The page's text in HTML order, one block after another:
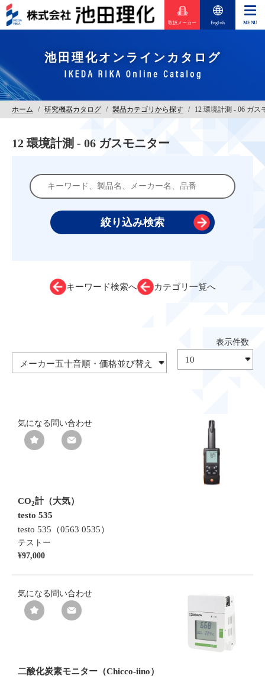
取扱メーカー English
池田理化オンラインカタログ
ホーム / 研究機器カタログ / 製品カテゴリから探す / 12 環境計測 - 06 ガス
12 環境計測 - 06 ガスモニター
キーワード検索へ カテゴリ一覧へ
気になる 問い合わせ
CO2計（大気）
testo 535
testo 535（0563 0535）
テストー
¥97,000
気になる 問い合わせ
二酸化炭素モニター（Chicco-iino）